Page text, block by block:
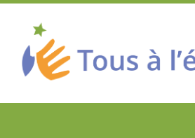
Aller
contenu
principal